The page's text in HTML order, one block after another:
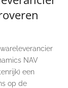
NAV
een
op de